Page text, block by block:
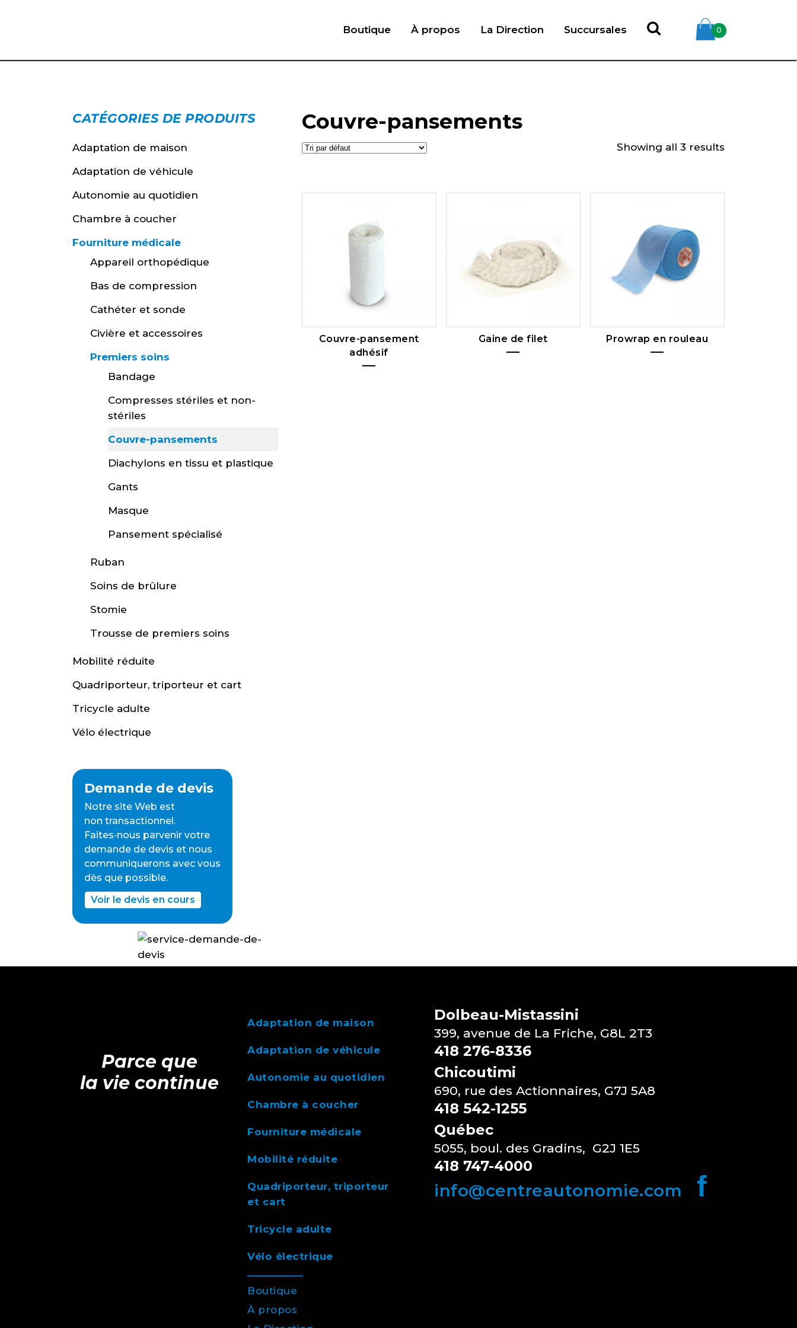
0
Boutique À propos La Direction Succursales
CATÉGORIES DE PRODUITS
Adaptation de maison
Adaptation de véhicule
Autonomie au quotidien
Chambre à coucher
Fourniture médicale
Appareil orthopédique
Bas de compression
Cathéter et sonde
Civière et accessoires
Premiers soins
Bandage
Compresses stériles et non-
stériles
Couvre-pansements
Diachylons en tissu et plastique
Gants
Masque
Pansement spécialisé
Ruban
Soins de brûlure
Stomie
Trousse de premiers soins
Mobilité réduite
Quadriporteur, triporteur et cart
Tricycle adulte
Vélo électrique
Demande de devis
Notre site Web est
non transactionnel.
Faites‑nous parvenir votre
demande de devis et nous
communiquerons avec vous
dès que possible.
Voir le devis en cours
Couvre-pansements
Showing all 3 results
Couvre-pansement
adhésif
Gaine de filet Prowrap en rouleau
Parce que
la vie continue
Adaptation de maison
Adaptation de véhicule
Autonomie au quotidien
Chambre à coucher
Fourniture médicale
Mobilité réduite
Quadriporteur, triporteur
et cart
Tricycle adulte
Vélo électrique
Boutique
À propos
Dolbeau-Mistassini
399, avenue de La Friche, G8L 2T3
418 276-8336
Chicoutimi
690, rue des Actionnaires, G7J 5A8
418 542-1255
Québec
5055, boul. des Gradins, G2J 1E5
418 747-4000
info@centreautonomie.com f